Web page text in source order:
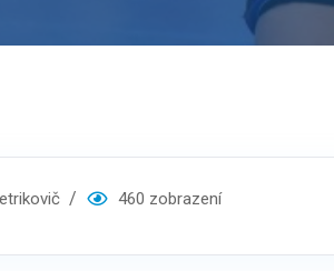
460 zobrazení